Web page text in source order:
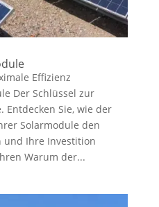
Effizienz
Der Schlüssel zur
Entdecken Sie, wie der
Solarmodule den
und Ihre Investition
Warum der...